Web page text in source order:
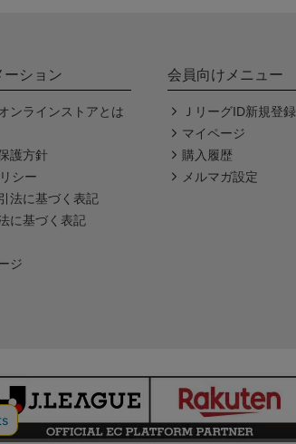
ーション
ンラインストアとは
護方針
シー
法に基づく表記
に基づく表記
ジ
会員向けメニュー
ＪリーグID新規登録
マイページ
購入履歴
メルマガ設定